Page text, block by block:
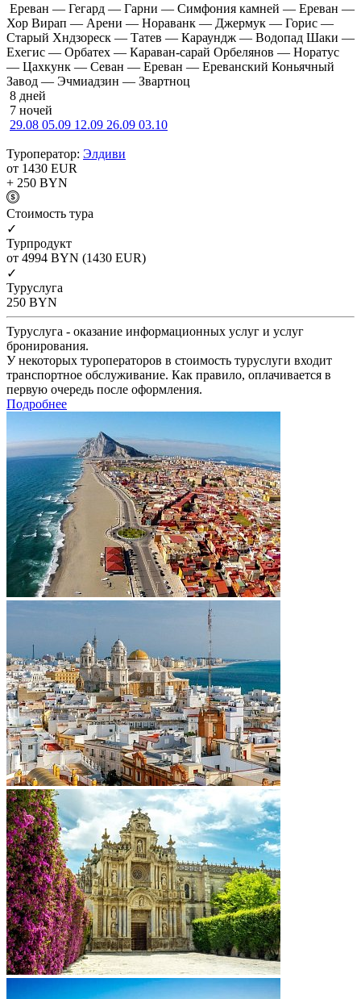
Ереван — Гегард — Гарни — Симфония камней — Ереван —
Хор Вирап — Арени — Нораванк — Джермук — Горис —
Старый Хндзореск — Татев — Караундж — Водопад Шаки —
Ехегис — Орбатех — Караван-сарай Орбелянов — Норатус
— Цахкунк — Севан — Ереван — Ереванский Коньячный
Завод — Эчмиадзин — Звартноц
8 дней
7 ночей
29.08 05.09 12.09 26.09 03.10
Туроператор: Элдиви
от 1430 EUR
+ 250 BYN
Cтоимость тура
✓
Турпродукт
от 4994 BYN (1430 EUR)
✓
Туруслуга
250 BYN
Туруслуга - оказание информационных услуг и услуг
бронирования.
У некоторых туроператоров в стоимость туруслуги входит
транспортное обслуживание. Как правило, оплачивается в
первую очередь после оформления.
Подробнее